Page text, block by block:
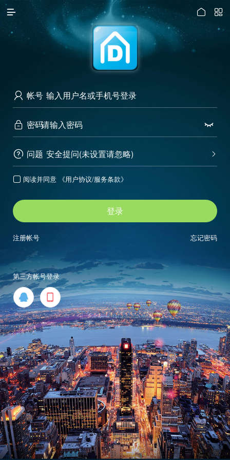
访问电脑版
 

 帐号
 密码 
 问题 
安全提问(未设置请忽略)
 阅读并同意 《用户协议/服务条款》
登录
忘记密码
注册帐号
第三方帐号登录
 